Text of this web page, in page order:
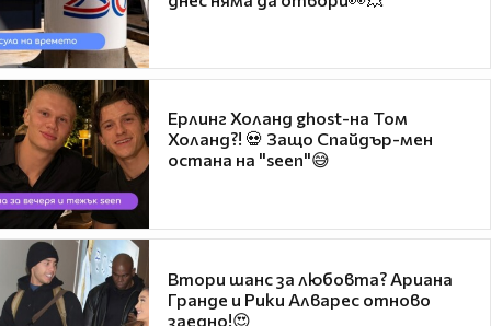
Ерлинг Холанд ghost-на Том
Холанд?! 💀 Защо Спайдър-мен
остана на "seen"😅
Втори шанс за любовта? Ариана
Гранде и Рики Алварес отново
заедно!😍